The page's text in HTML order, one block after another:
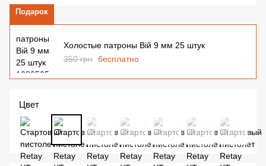
Подарок
Холостые патроны Вій 9 мм 25 штук
350 грн бесплатно
Цвет